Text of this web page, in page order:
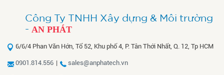
Công Ty TNHH Xây dựng & Môi trường
- AN PHÁT
6/6/4 Phan Văn Hớn, Tổ 52, Khu phố 4, P. Tân Thới Nhất, Q. 12, Tp HCM
0901.814.556 | sales@anphatech.vn